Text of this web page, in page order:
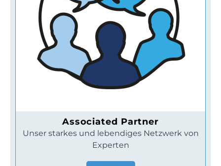
Associated Partner
Unser starkes und lebendiges Netzwerk von
Experten